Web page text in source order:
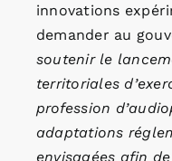
innovations
demander au
soutenir le
territoriales
profession
adaptations
envisagées afin